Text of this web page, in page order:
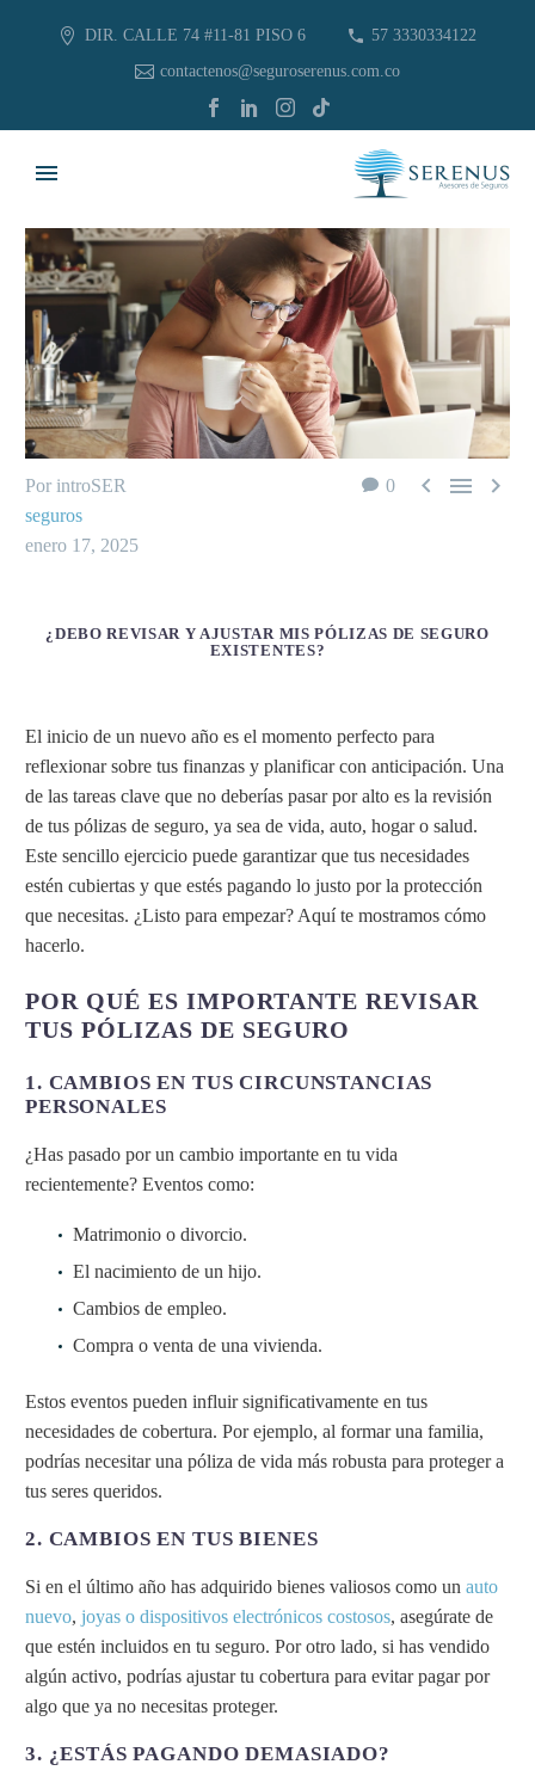
DIR. CALLE 74 #11-81 PISO 6
57 3330334122
contactenos@seguroserenus.com.co
0   
Por introSER
seguros
enero 17, 2025
¿DEBO REVISAR Y AJUSTAR MIS PÓLIZAS DE SEGURO
EXISTENTES?
El inicio de un nuevo año es el momento perfecto para
reflexionar sobre tus finanzas y planificar con anticipación. Una
de las tareas clave que no deberías pasar por alto es la revisión
de tus pólizas de seguro, ya sea de vida, auto, hogar o salud.
Este sencillo ejercicio puede garantizar que tus necesidades
estén cubiertas y que estés pagando lo justo por la protección
que necesitas. ¿Listo para empezar? Aquí te mostramos cómo
hacerlo.
POR QUÉ ES IMPORTANTE REVISAR
TUS PÓLIZAS DE SEGURO
1. CAMBIOS EN TUS CIRCUNSTANCIAS
PERSONALES
¿Has pasado por un cambio importante en tu vida
recientemente? Eventos como:
Matrimonio o divorcio.
El nacimiento de un hijo.
Cambios de empleo.
Compra o venta de una vivienda.
Estos eventos pueden influir significativamente en tus
necesidades de cobertura. Por ejemplo, al formar una familia,
podrías necesitar una póliza de vida más robusta para proteger a
tus seres queridos.
2. CAMBIOS EN TUS BIENES
Si en el último año has adquirido bienes valiosos como un auto
nuevo, joyas o dispositivos electrónicos costosos, asegúrate de
que estén incluidos en tu seguro. Por otro lado, si has vendido
algún activo, podrías ajustar tu cobertura para evitar pagar por
algo que ya no necesitas proteger.
3. ¿ESTÁS PAGANDO DEMASIADO?